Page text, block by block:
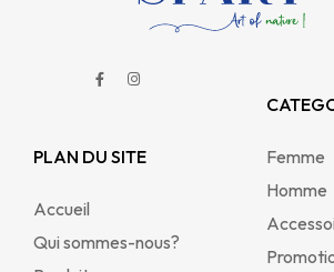
PLAN DU SITE
Accueil
Qui sommes-nous?
Femme
Homme